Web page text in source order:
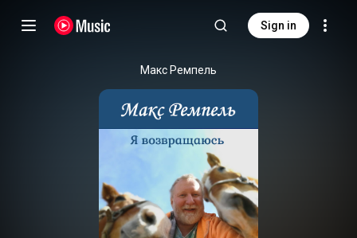
Sign in
Макс Ремпель